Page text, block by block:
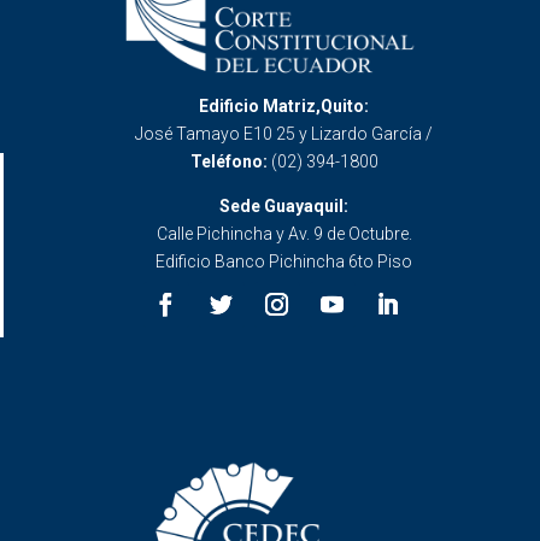
Edificio Matriz,Quito:
José Tamayo E10 25 y Lizardo García /
Teléfono: (02) 394-1800
Sede Guayaquil:
Calle Pichincha y Av. 9 de Octubre.
Edificio Banco Pichincha 6to Piso